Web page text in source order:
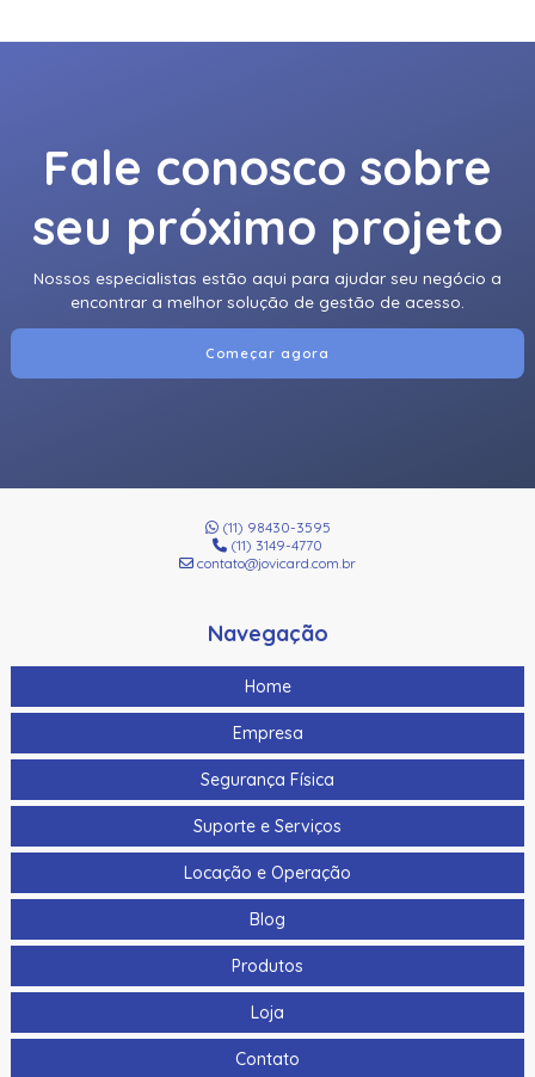
Fale conosco sobre
seu próximo projeto
Nossos especialistas estão aqui para ajudar seu negócio a
encontrar a melhor solução de gestão de acesso.
Começar agora
(11) 98430-3595
(11) 3149-4770
contato@jovicard.com.br
Navegação
Home
Empresa
Segurança Física
Suporte e Serviços
Locação e Operação
Blog
Produtos
Loja
Contato